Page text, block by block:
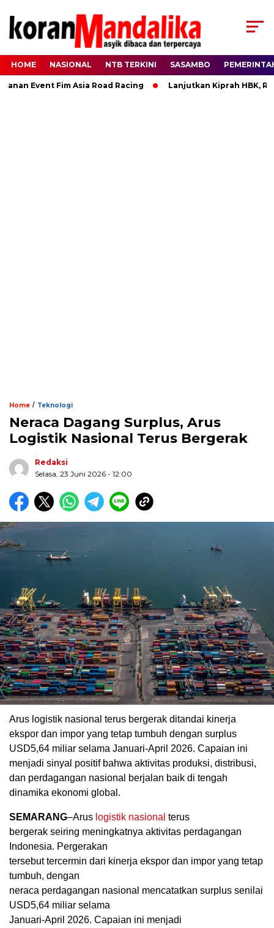
HOME NASIONAL NTB TERKINI SASAMBO
Fim Asia Road Racing Lanjutkan Kiprah HBK, Rannya
Home / Teknologi
Neraca Dagang Surplus, Arus
Logistik Nasional Terus Bergerak
Redaksi
Selasa, 23 Juni 2026 - 12:00
Arus logistik nasional terus bergerak ditandai kinerja
ekspor dan impor yang tetap tumbuh dengan surplus
USD5,64 miliar selama Januari-April 2026. Capaian ini
menjadi sinyal positif bahwa aktivitas produksi, distribusi,
dan perdagangan nasional berjalan baik di tengah
dinamika ekonomi global.
SEMARANG–Arus logistik nasional terus
bergerak seiring meningkatnya aktivitas perdagangan
Indonesia. Pergerakan
tersebut tercermin dari kinerja ekspor dan impor yang tetap
tumbuh, dengan
neraca perdagangan nasional mencatatkan surplus senilai
USD5,64 miliar selama
Januari-April 2026. Capaian ini menjadi